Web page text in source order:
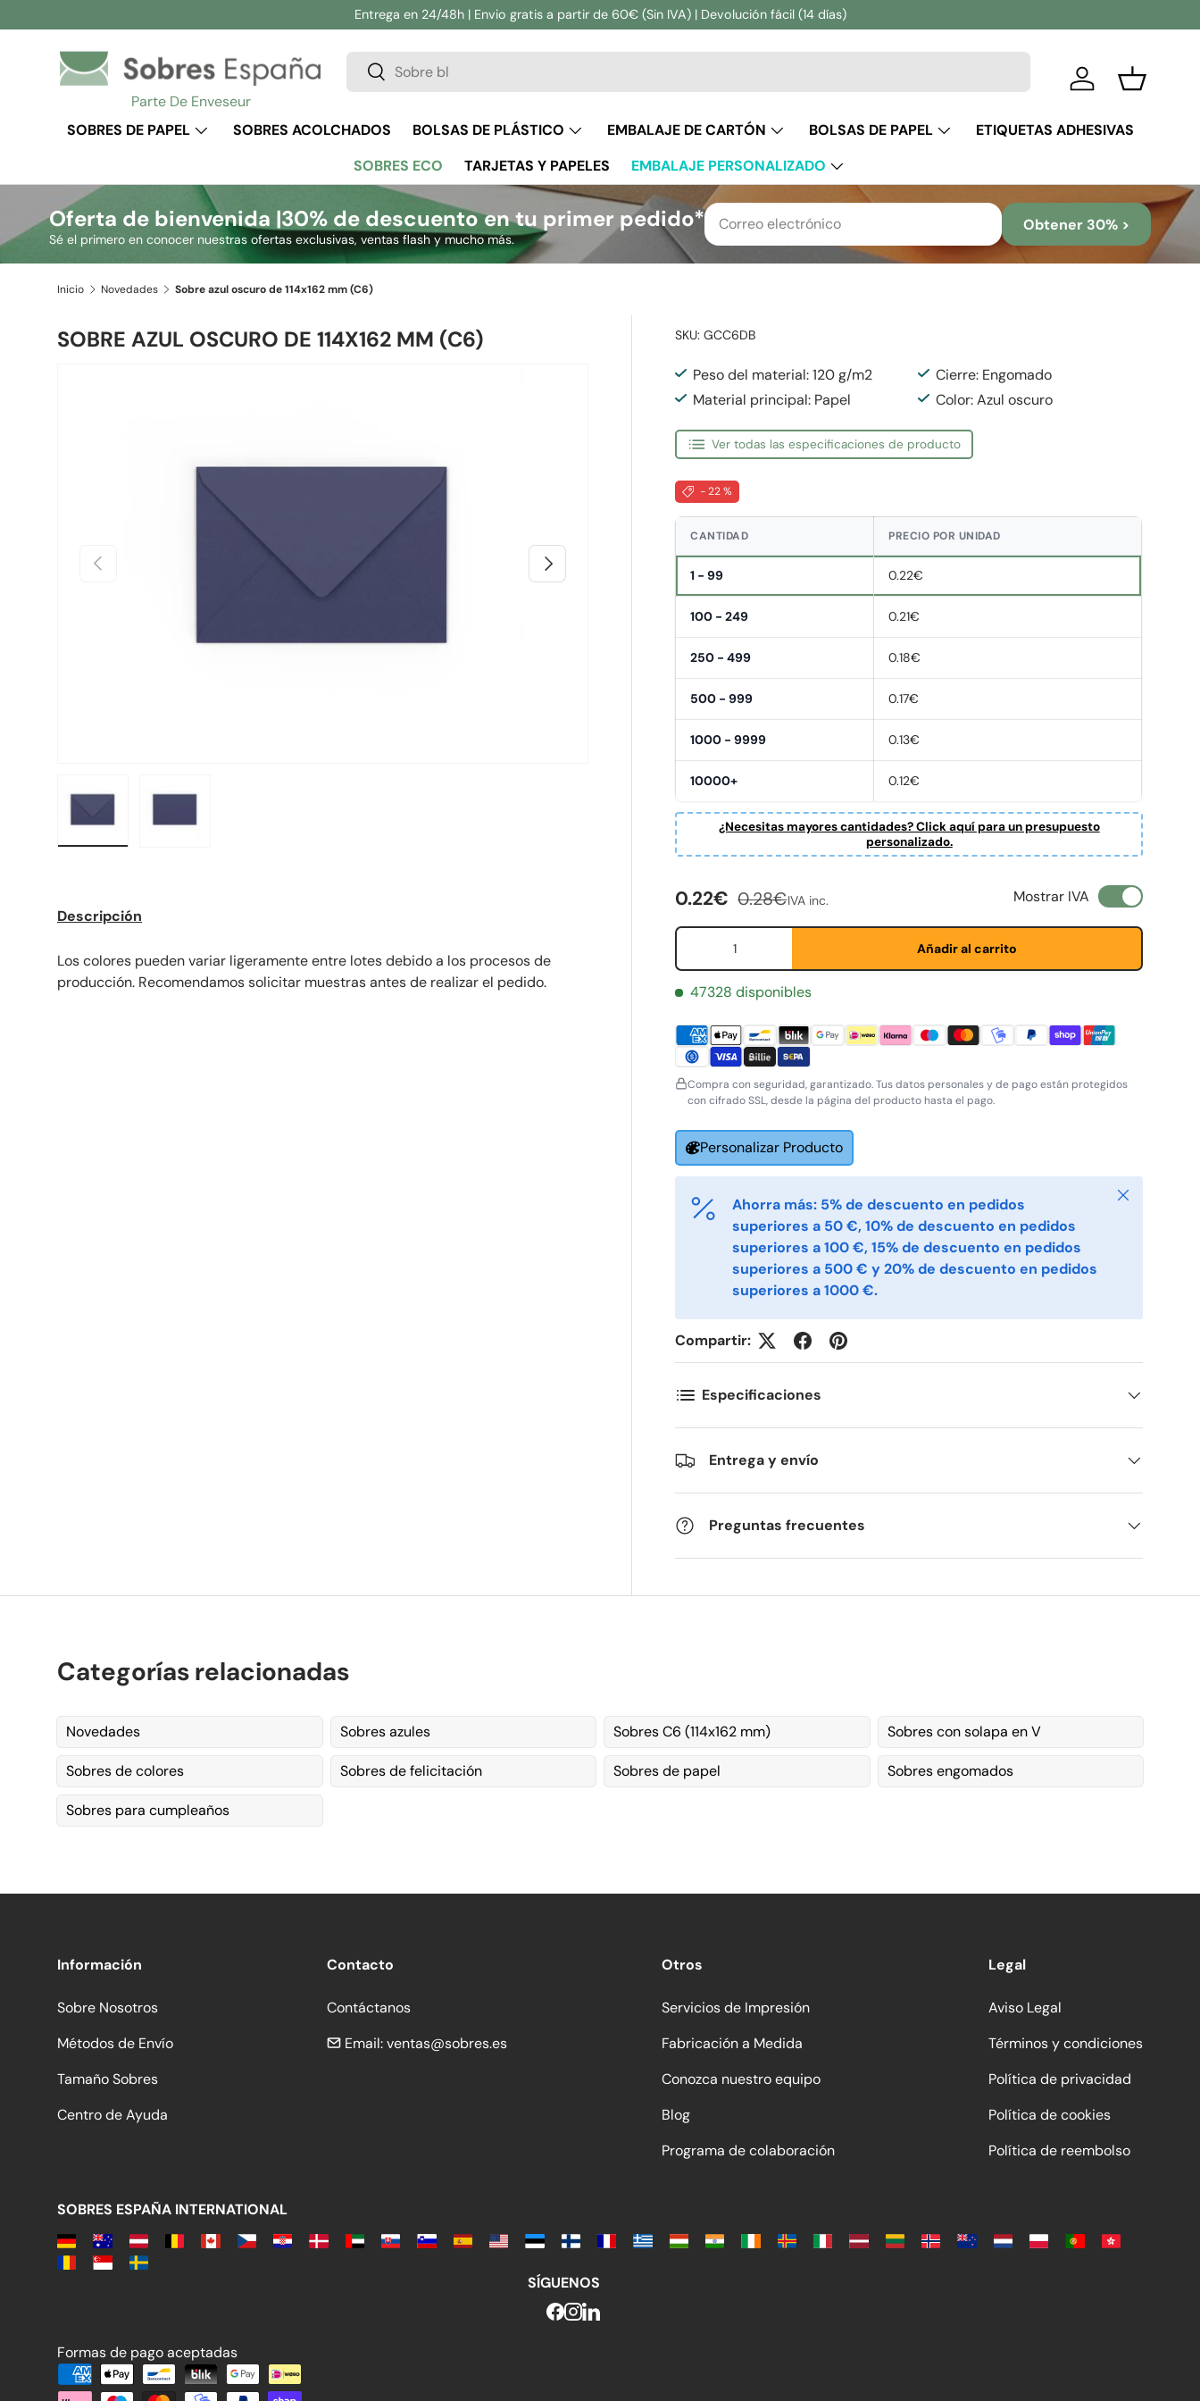
Ir al contenido
Entrega en 24/48h | Envio gratis a partir de 60€ (Sin IVA) | Devolución fácil (14 días)
Parte De Enveseur
Buscar
Buscar
Iniciar sesión
Cesta
SOBRES DE PAPEL SOBRES ACOLCHADOS BOLSAS DE PLÁSTICO EMBALAJE DE CARTÓN BOLSAS DE PAPEL
ETIQUETAS ADHESIVAS
SOBRES ECO
TARJETAS Y PAPELES EMBALAJE PERSONALIZADO
Oferta de bienvenida |30% de descuento en tu primer pedido*
Sé el primero en conocer nuestras ofertas exclusivas, ventas flash y mucho más.
Obtener 30% >
Inicio Novedades Sobre azul oscuro de 114x162 mm (C6)
SOBRE AZUL OSCURO DE 114X162 MM (C6)
Anterior Siguiente
SKU: GCC6DB
Peso del material: 120 g/m2
Cierre: Engomado
Material principal: Papel
Color: Azul oscuro
Ver todas las especificaciones de producto
- 22 %
CANTIDAD PRECIO POR UNIDAD
1 - 99 0.22€
100 - 249 0.21€
250 - 499 0.18€
500 - 999 0.17€
1000 - 9999 0.13€
10000+ 0.12€
¿Necesitas mayores cantidades? Click aquí para un presupuesto
personalizado.
Precio de venta
0.22€ Precio normal
0.28€IVA inc. Mostrar IVA
Cant.
Añadir al carrito
47328 disponibles
Compra con seguridad, garantizado. Tus datos personales y de pago están protegidos
con cifrado SSL, desde la página del producto hasta el pago.
Personalizar Producto
Ahorra más: 5% de descuento en pedidos
superiores a 50 €, 10% de descuento en pedidos
superiores a 100 €, 15% de descuento en pedidos
superiores a 500 € y 20% de descuento en pedidos
superiores a 1000 €.
Cerrar
Compartir:
Especificaciones
Entrega y envío
Preguntas frecuentes
Descripción
Los colores pueden variar ligeramente entre lotes debido a los procesos de
producción. Recomendamos solicitar muestras antes de realizar el pedido.
Categorías relacionadas
Novedades Sobres azules Sobres C6 (114x162 mm) Sobres con solapa en V
Sobres de colores Sobres de felicitación Sobres de papel Sobres engomados
Sobres para cumpleaños
Información
Sobre Nosotros
Métodos de Envío
Tamaño Sobres
Centro de Ayuda
Contacto
Contáctanos
Email:ventas@sobres.es
Otros
Servicios de Impresión
Fabricación a Medida
Conozca nuestro equipo
Blog
Programa de colaboración
Legal
Aviso Legal
Términos y condiciones
Política de privacidad
Política de cookies
Política de reembolso
SOBRES ESPAÑA INTERNATIONAL
SÍGUENOS
Formas de pago aceptadas
Formas de pago aceptadas